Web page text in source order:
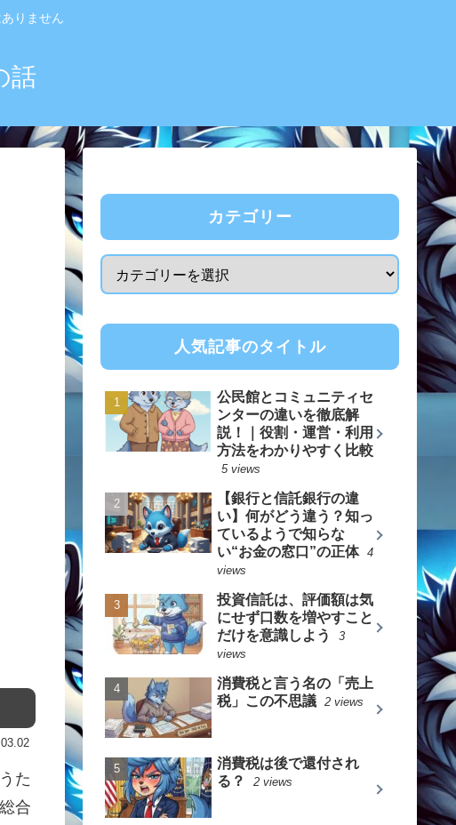
りません
話
た
合
カテゴリー
人気記事のタイトル
公民館とコミュニティセ
ンターの違いを徹底解
説！｜役割・運営・利用
方法をわかりやすく比較
5 views
【銀行と信託銀行の違
い】何がどう違う？知っ
ているようで知らな
い“お金の窓口”の正体 4
views
投資信託は、評価額は気
にせず口数を増やすこと
だけを意識しよう
3
views
消費税と言う名の「売上
税」この不思議 2 views
消費税は後で還付され
る？
2 views